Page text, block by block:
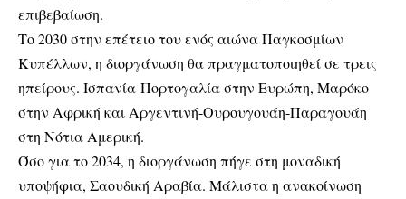
επιβεβαίωση.
Το 2030 στην επέτειο του ενός αιώνα Παγκοσμίων
Κυπέλλων, η διοργάνωση θα πραγματοποιηθεί σε τρεις
ηπείρους. Ισπανία-Πορτογαλία στην Ευρώπη, Μαρόκο
στην Αφρική και Αργεντινή-Ουρουγουάη-Παραγουάη
στη Νότια Αμερική.
Όσο για το 2034, η διοργάνωση πήγε στη μοναδική
υποψήφια, Σαουδική Αραβία. Μάλιστα η ανακοίνωση